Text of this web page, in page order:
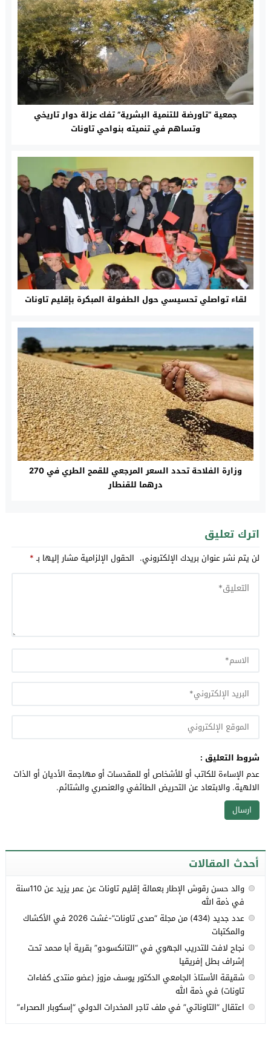
جمعية “تاورضة للتنمية البشرية” تفك عزلة دوار تاريخي
وتساهم في تنميته بنواحي تاونات‎
لقاء تواصلي تحسيسي حول الطفولة المبكرة بإقليم تاونات
وزارة الفلاحة تحدد السعر المرجعي للقمح الطري في 270
درهما للقنطار
اترك تعليق
لن يتم نشر عنوان بريدك الإلكتروني. الحقول الإلزامية مشار إليها بـ*
شروط التعليق :
عدم الإساءة للكاتب أو للأشخاص أو للمقدسات أو مهاجمة الأديان أو الذات
الالهية. والابتعاد عن التحريض الطائفي والعنصري والشتائم.
أحدث المقالات
والد حسن رقوش الإطار بعمالة إقليم تاونات عن عمر يزيد عن 110سنة
في ذمة الله
عدد جديد (434) من مجلة “صدى تاونات”-غشت 2026 في الأكشاك
والمكتبات
نجاح لافت للتدريب الجهوي في “التانكسودو” بقرية أبا محمد تحت
إشراف بطل إفريقيا
شقيقة الأستاذ الجامعي الدكتور يوسف مزوز (عضو منتدى كفاءات
تاونات) في ذمة الله
اعتقال “التاوناتي” في ملف تاجر المخدرات الدولي “إسكوبار الصحراء”